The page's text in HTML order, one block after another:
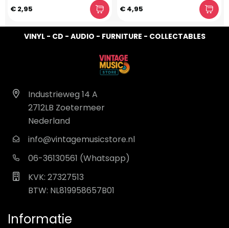
€ 2,95 € 4,95
VINYL - CD - AUDIO - FURNITURE - COLLECTABLES
Industrieweg 14 A
2712LB Zoetermeer
Nederland
info@vintagemusicstore.nl
06-36130561 (Whatsapp)
KVK: 27327513
BTW: NL819958657B01
Informatie